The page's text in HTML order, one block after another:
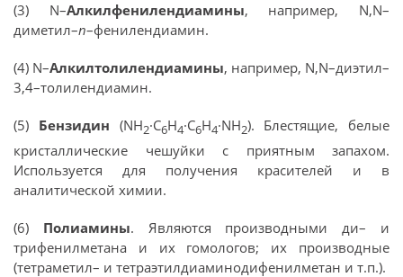
(3) N–Алкилфенилендиамины, например, N,N–
диметил–п–фенилендиамин.
(4) N–Алкилтолилендиамины, например, N,N–диэтил–
3,4–толилендиамин.
(5) Бензидин (NH2·С6Н4·С6Н4·NH2). Блестящие, белые
кристаллические чешуйки с приятным запахом.
Используется для получения красителей и в
аналитической химии.
(6) Полиамины. Являются производными ди– и
трифенилметана и их гомологов; их производные
(тетраметил– и тетраэтилдиаминодифенилметан и т.п.).